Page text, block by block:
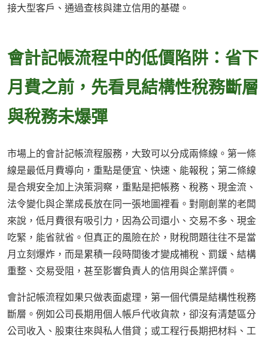
接大型客戶、通過查核與建立信用的基礎。
會計記帳流程中的低價陷阱：省下
月費之前，先看見結構性稅務斷層
與稅務未爆彈
市場上的會計記帳流程服務，大致可以分成兩條線。第一條
線是最低月費導向，重點是便宜、快速、能報稅；第二條線
是合規安全加上決策洞察，重點是把帳務、稅務、現金流、
法令變化與企業成長放在同一張地圖裡看。對剛創業的老闆
來說，低月費很有吸引力，因為公司還小、交易不多、現金
吃緊，能省就省。但真正的風險在於，財稅問題往往不是當
月立刻爆炸，而是累積一段時間後才變成補稅、罰鍰、結構
重整、交易受阻，甚至影響負責人的信用與企業評價。
會計記帳流程如果只做表面處理，第一個代價是結構性稅務
斷層。例如公司長期用個人帳戶代收貨款，卻沒有清楚區分
公司收入、股東往來與私人借貸；或工程行長期把材料、工